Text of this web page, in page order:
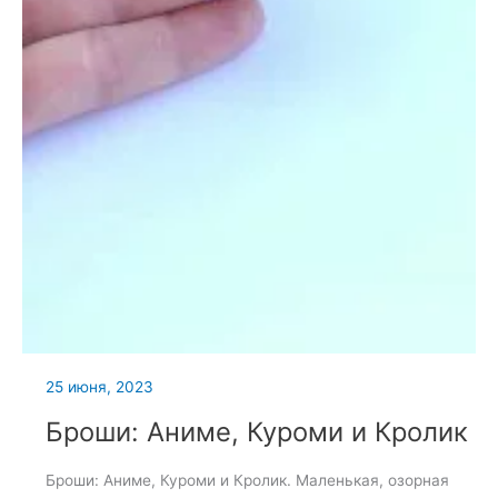
25 июня, 2023
Броши: Аниме, Куроми и Кролик
Броши: Аниме, Куроми и Кролик. Маленькая, озорная